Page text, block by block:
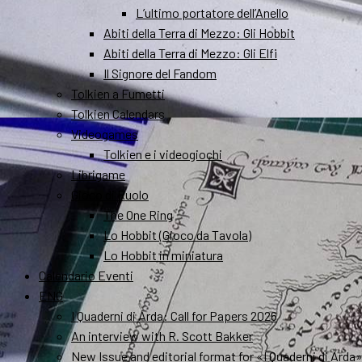
L’ultimo portatore dell’Anello
Abiti della Terra di Mezzo: Gli Hobbit
Abiti della Terra di Mezzo: Gli Elfi
Il Signore del Fandom
Tolkien a Fumetti
Tolkien Calendars
Videogames
Tolkien e i videogiochi
Librigame
Gioco di Ruolo
The One Ring
Lo Hobbit (Gioco da Tavola)
Lo Hobbit in miniatura
Calendario Eventi
ENG
I Quaderni di Arda: Call for Papers 2026
An interview with R. Scott Bakker
New Issue and editorial format for «I Quaderni di Arda»